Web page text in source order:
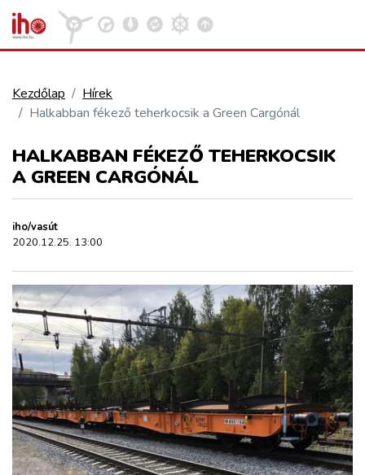
VASÚT
KÖZÚT
REPÜLÉS
KÖZLEKEDÉSFEJLESZTÉS
ELLÁTÁSI LÁNC
ZÖLDÚT
HAJÓZÁS
BLOG
Kosár megtekintése
Kezdőlap
Hírek
Halkabban fékező teherkocsik a Green Cargónál
HALKABBAN FÉKEZŐ TEHERKOCSIK
A GREEN CARGÓNÁL
iho/vasút
2020.12.25. 13:00